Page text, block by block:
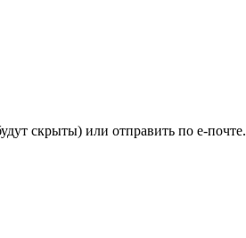
скрыты) или отправить по е-почте.